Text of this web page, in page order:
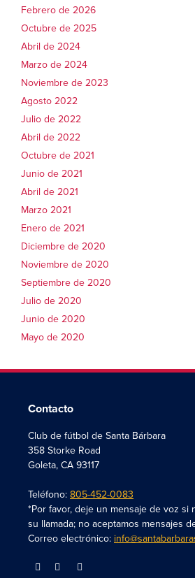
Febrero de 2026
Octubre de 2025
Abril de 2024
Marzo de 2024
Noviembre de 2023
Agosto 2022
Julio de 2022
Abril de 2022
Octubre de 2021
Junio de 2021
Abril de 2021
Marzo 2021
Enero de 2021
Diciembre de 2020
Noviembre de 2020
Septiembre de 2020
Julio de 2020
Junio de 2020
Mayo de 2020
Contacto
Club de fútbol de Santa Bárbara
358 Storke Road
Goleta, CA 93117
Teléfono: 805-452-0083
*Por favor, deje un mensaje de voz si
su llamada; no aceptamos mensajes
Correo electrónico: